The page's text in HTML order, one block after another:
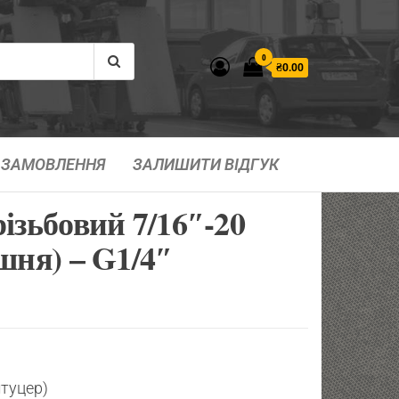
0
₴0.00
ЗАМОВЛЕННЯ ЗАЛИШИТИ ВІДГУК
7/16″-20
– G1/4″